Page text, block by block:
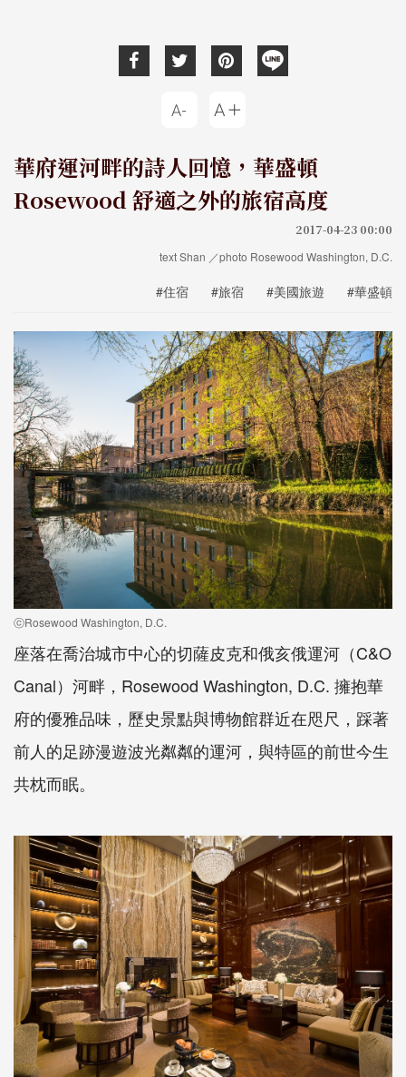
華府運河畔的詩人回憶，華盛頓
Rosewood 舒適之外的旅宿高度
2017-04-23 00:00
text Shan ／photo Rosewood Washington, D.C.
#住宿 #旅宿 #美國旅遊 #華盛頓
ⓒRosewood Washington, D.C.
座落在喬治城市中心的切薩皮克和俄亥俄運河（C&O
Canal）河畔，Rosewood Washington, D.C. 擁抱華
府的優雅品味，歷史景點與博物館群近在咫尺，踩著
前人的足跡漫遊波光粼粼的運河，與特區的前世今生
共枕而眠。